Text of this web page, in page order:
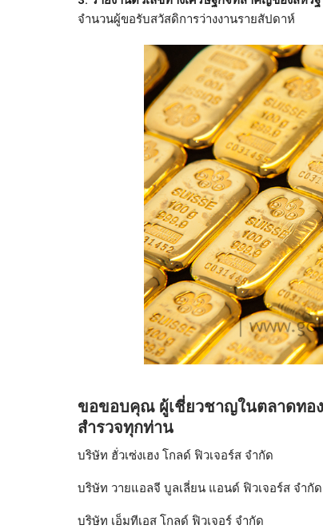
จำนวนผู้ขอรับสวัสดิการว่างงานรายสัปดาห์
ขอขอบคุณ ผู้เชี่ยวชาญในตลาดทอ
สำรวจทุกท่าน
บริษัท ฮั่วเซ่งเฮง โกลด์ ฟิวเจอร์ส จำกัด
บริษัท วายแอลจี บูลเลี่ยน แอนด์ ฟิวเจอร์ส จำกัด
บริษัท เอ็มทีเอส โกลด์ ฟิวเจอร์ จำกัด